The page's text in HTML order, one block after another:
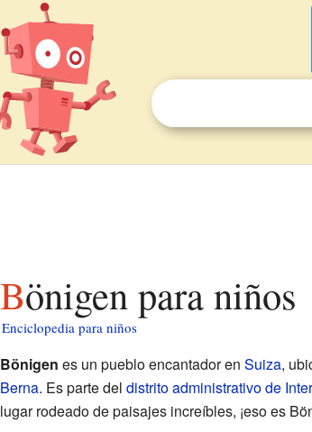
Bönigen para niños
Enciclopedia para niños
Bönigen es un pueblo encantador en Suiza,
Berna. Es parte del distrito administrativo de
lugar rodeado de paisajes increíbles, ¡eso es